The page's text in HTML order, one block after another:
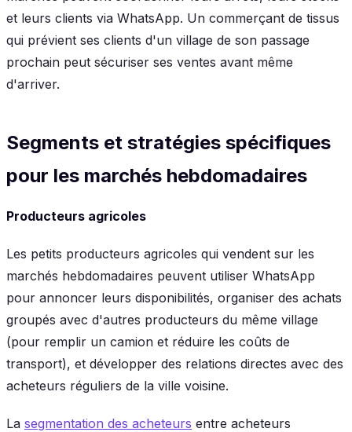
et leurs clients via WhatsApp. Un commerçant de tissus
qui prévient ses clients d'un village de son passage
prochain peut sécuriser ses ventes avant même
d'arriver.
Segments et stratégies spécifiques
pour les marchés hebdomadaires
Producteurs agricoles
Les petits producteurs agricoles qui vendent sur les
marchés hebdomadaires peuvent utiliser WhatsApp
pour annoncer leurs disponibilités, organiser des achats
groupés avec d'autres producteurs du même village
(pour remplir un camion et réduire les coûts de
transport), et développer des relations directes avec des
acheteurs réguliers de la ville voisine.
La segmentation des acheteurs entre acheteurs